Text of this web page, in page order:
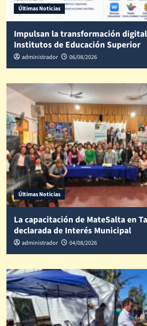
Últimas Noticias
Impulsan la transformación
Institutos de Educación Superior
administrador 06/08/2026
Últimas Noticias
La capacitación de MateSalta en
declarada de Interés Municipal
administrador 04/08/2026